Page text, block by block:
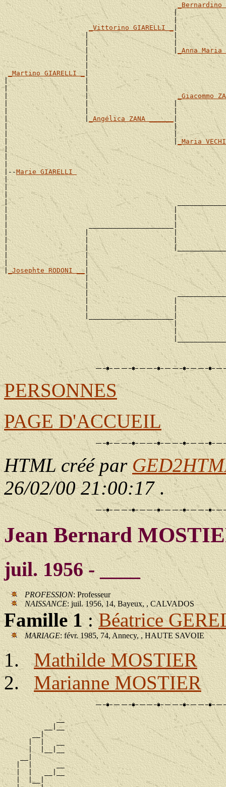
_Bernardino
|
_Vittorino GIARELLI _
|                     |
|
                    |                     |
_Anna Maria
|
|
_Martino GIARELLI _
|                   |
|                   |
|                   |
_Giacommo
|                   |                     |
|                   |                     |
|                   |_Angélica ZANA ______
|                                         |
|                                         |
|                                         |
_Maria
|
|
|
|--Marie GIARELLI
|
|
|
|
|                                         |
|                                         |
|                    _____________________|
|                   |                     |
|                   |                     |
|                   |
|                   |
|                   |
| _Josephte RODONI __
|
|
|
|                     |
|                     |
                    |_____________________|
|
|
PERSONNES
PAGE D'ACCUEIL
HTML créé par
26/02/00 21:00:17.
Jean Bernard
juil. 1956 - ____
PROFESSION: Professeur
NAISSANCE: juil. 1956, 14, Bayeux, , CALVADOS
Famille 1:Béatrice
MARIAGE: févr. 1985, 74, Annecy, , HAUTE SAVOIE
Mathilde MOSTIER
Marianne MOSTIER
             __
          __|__
       __|
      |  |   __
      |  |__|__
    __|
   |  |      __
   |  |   __|__
   |  |__|